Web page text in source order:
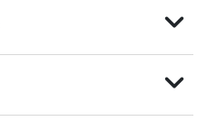
expand_more
expand_more